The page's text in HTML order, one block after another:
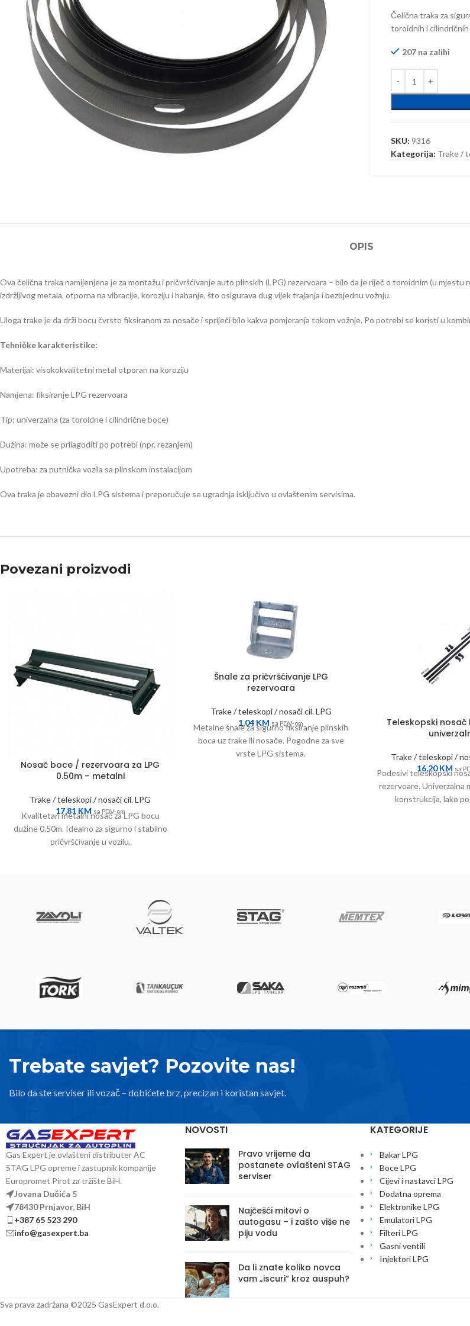
Čelična traka za
toroidnih i cilindričnih
207 na zalihi
SKU: 9316
Kategorija: Trake /
OPIS
Ova čelična traka namijenjena je za montažu i pričvršćivanje auto plinskih (LPG) rezervoara – bilo da je riječ o toroidnim (u
izdržljivog metala, otporna na vibracije, koroziju i habanje, što osigurava dug vijek trajanja i bezbjednu vožnju.
Uloga trake je da drži bocu čvrsto fiksiranom za nosače i spriječi bilo kakva pomjeranja tokom vožnje. Po potrebi se koristi u
Tehničke karakteristike:
Materijal: visokokvalitetni metal otporan na koroziju
Namjena: fiksiranje LPG rezervoara
Tip: univerzalna (za toroidne i cilindrične boce)
Dužina: može se prilagoditi po potrebi (npr. rezanjem)
Upotreba: za putnička vozila sa plinskom instalacijom
Ova traka je obavezni dio LPG sistema i preporučuje se ugradnja isključivo u ovlaštenim servisima.
Povezani proizvodi
Nosač boce / rezervoara za LPG
0.50m – metalni
Trake / teleskopi / nosači cil. LPG
17,81 KM sa PDV-om
Kvalitetan metalni nosač za LPG bocu
dužine 0.50m. Idealno za sigurno i stabilno
pričvršćivanje u vozilu.
Šnale za pričvršćivanje LPG
rezervoara
Trake / teleskopi / nosači cil. LPG
1,04 KM sa PDV-om
Metalne šnale za sigurno fiksiranje plinskih
boca uz trake ili nosače. Pogodne za sve
vrste LPG sistema.
Teleskopski nosač
Trake / teleskopi /
16,20KM sa
Podesivi teleskopski
rezervoare. Univerzalna
konstrukcija, lako
Trebate savjet? Pozovite nas!
Bilo da ste serviser ili vozač – dobićete brz, precizan i koristan savjet.
Gas Expert je ovlašteni distributer AC
STAG LPG opreme i zastupnik kompanije
Europromet Pirot za tržište BiH.
Jovana Dučića 5
78430 Prnjavor, BiH
+387 65 523 290
info@gasexpert.ba
NOVOSTI
Pravo vrijeme da
postanete ovlašteni STAG
serviser
Najčešći mitovi o
autogasu – i zašto više ne
piju vodu
Da li znate koliko novca
vam „iscuri“ kroz auspuh?
KATEGORIJE
Bakar LPG
Boce LPG
Cijevi i nastavci LPG
Dodatna oprema
Elektronike LPG
Emulatori LPG
Filteri LPG
Gasni ventili
Injektori LPG
Sva prava zadržana ©2025 GasExpert d.o.o.